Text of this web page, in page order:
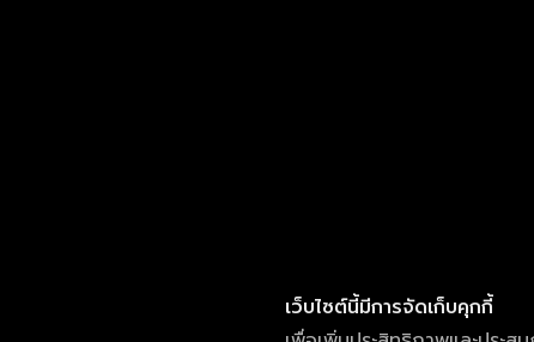
เว็บไซต์นี้มีการจัดเก็บคุกกี้